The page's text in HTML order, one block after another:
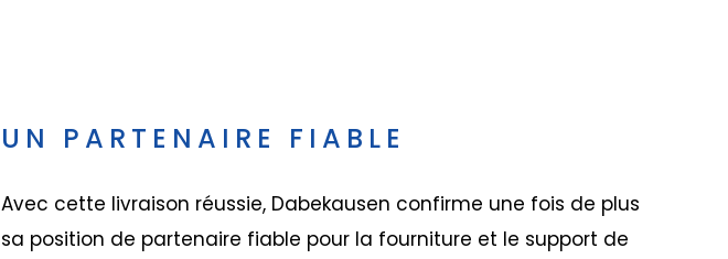
UN PARTENAIRE FIABLE
Avec cette livraison réussie, Dabekausen confirme une fois de plus
sa position de partenaire fiable pour la fourniture et le support de